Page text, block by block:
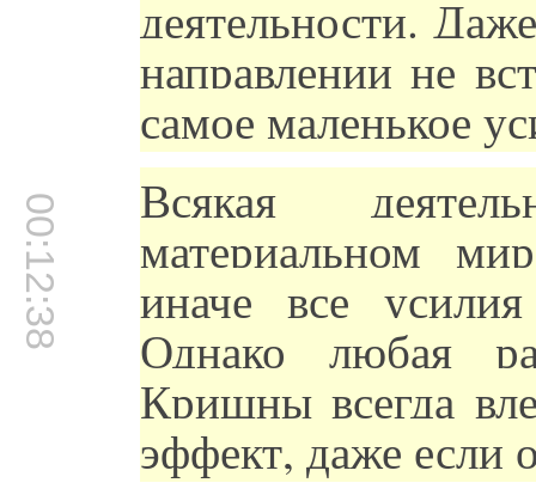
деятельности.
направлении не
самое маленькое
00:12:38 Всякая
материальном
иначе все
Однако любая
Кришны всегда
эффект, даже если